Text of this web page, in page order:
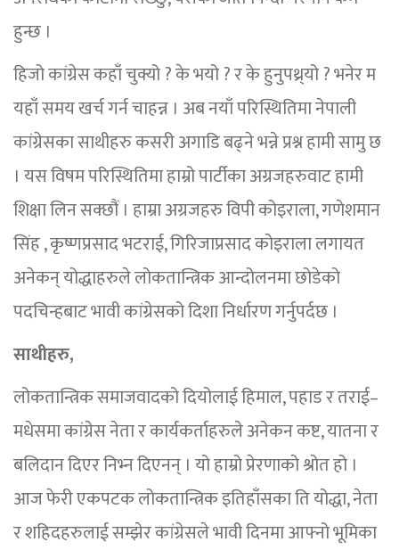
हुन्छ ।
हिजो कांग्रेस कहाँ चुक्यो ? के भयो ? र के हुनुपथ्र्यो ? भनेर म
यहाँ समय खर्च गर्न चाहन्न । अब नयाँ परिस्थितिमा नेपाली
कांग्रेसका साथीहरु कसरी अगाडि बढ्ने भन्ने प्रश्न हामी सामु छ
। यस विषम परिस्थितिमा हाम्रो पार्टीका अग्रजहरुवाट हामी
शिक्षा लिन सक्छौं । हाम्रा अग्रजहरु विपी कोइराला, गणेशमान
सिंह , कृष्णप्रसाद भटराई, गिरिजाप्रसाद कोइराला लगायत
अनेकन् योद्धाहरुले लोकतान्त्रिक आन्दोलनमा छोडेको
पदचिन्हबाट भावी कांग्रेसको दिशा निर्धारण गर्नुपर्दछ ।
साथीहरु,
लोकतान्त्रिक समाजवादको दियोलाई हिमाल, पहाड र तराई–
मधेसमा कांग्रेस नेता र कार्यकर्ताहरुले अनेकन कष्ट, यातना र
बलिदान दिएर निभ्न दिएनन् । यो हाम्रो प्रेरणाको श्रोत हो ।
आज फेरी एकपटक लोकतान्त्रिक इतिहाँसका ति योद्धा, नेता
र शहिदहरुलाई सम्झेर कांग्रेसले भावी दिनमा आफ्नो भूमिका